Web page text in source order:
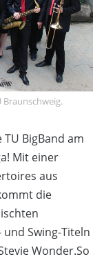
Braunschweig.
BigBand am
Mit einer
aus
die
und Swing-Titeln
Wonder.So